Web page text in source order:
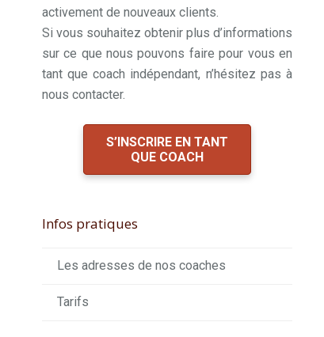
activement de nouveaux clients.
Si vous souhaitez obtenir plus d’informations
sur ce que nous pouvons faire pour vous en
tant que coach indépendant, n’hésitez pas à
nous contacter.
S’INSCRIRE EN TANT
QUE COACH
Infos pratiques
Les adresses de nos coaches
Tarifs